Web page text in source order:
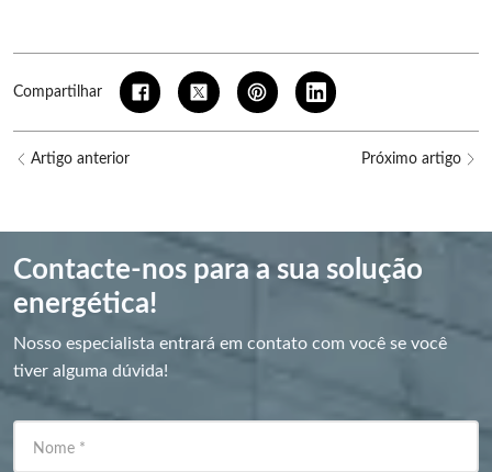
Compartilhar
Artigo anterior Próximo artigo
Contacte-nos para a sua solução
energética!
Nosso especialista entrará em contato com você se você
tiver alguma dúvida!
Nome *